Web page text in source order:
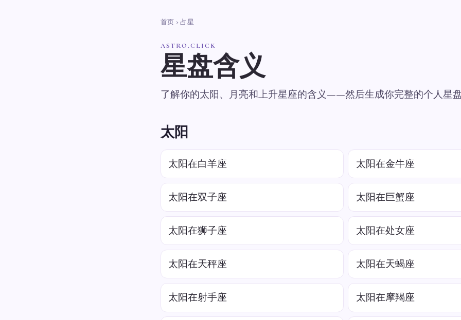
首页 › 占星
ASTRO.CLICK
星盘含义
了解你的太阳、月亮和上升星座的含义——然后生成你完整的个人星
太阳
太阳在白羊座 太阳在金牛座
太阳在双子座 太阳在巨蟹座
太阳在狮子座 太阳在处女座
太阳在天秤座 太阳在天蝎座
太阳在射手座 太阳在摩羯座